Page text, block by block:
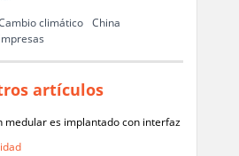
climático
China
artículos
medular es implantado con interfaz